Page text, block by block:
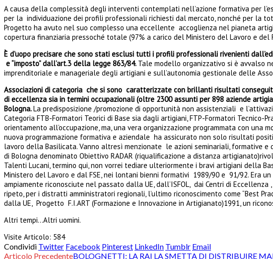
A causa della complessità degli interventi contemplati nell’azione formativa per
per la individuazione dei profili professionali richiesti dal mercato, nonché per la
Progetto ha avuto nel suo complesso una eccellente accoglienza nel pianeta
copertura finanziaria pressoché totale (97% a carico del Ministero del Lavoro e del
È d’uopo precisare che sono stati esclusi tutti i profili professionali rivenienti
e “imposto” dall’art.3 della legge 863/84. Tale modello organizzativo si è avvalso
imprenditoriale e manageriale degli artigiani e sull’autonomia gestionale delle
Associazioni di categoria che si sono caratterizzate con brillanti risultati
di eccellenza sia in termini occupazionali (oltre 2300 assunti per 898 aziende
Bologna.La predisposizione /promozione di opportunità non assistenziali e
Categoria FTB-Formatori Teorici di Base sia dagli artigiani, FTP-Formatori
orientamento all’occupazione, ma, una vera organizzazione programmata con
nuova programmazione formativa e aziendale ha assicurato non solo risultati
lavoro della Basilicata. Vanno altresì menzionate le azioni seminariali, formative
di Bologna denominato Obiettivo RADAR (riqualificazione a distanza
Talenti Lucani, termino qui, non vorrei tediare ulteriormente i bravi artigiani della
Ministero del Lavoro e dal FSE, nei lontani bienni formativi 1989/90 e 91/92. Era
ampiamente riconosciute nel passato dalla UE, dall’ISFOL, dai Centri di
ripeto, per i distratti amministratori regionali, l’ultimo riconoscimento come “Best
dalla UE, Progetto F.I.ART (Formazione e Innovazione in Artigianato)1991, un
Altri tempi…Altri uomini.
Visite Articolo: 584
Condividi Twitter Facebook Pinterest LinkedIn Tumblr Email
Articolo PrecedenteBOLOGNETTI: LA RAI LA SMETTA DI DISTRIBUIRE